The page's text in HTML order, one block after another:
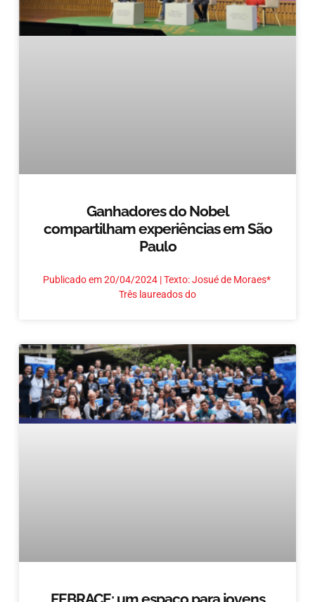
Ganhadores do Nobel
compartilham experiências em São
Paulo
Publicado em 20/04/2024 | Texto: Josué de Moraes*
Três laureados do